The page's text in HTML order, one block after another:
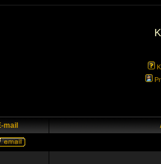
mail